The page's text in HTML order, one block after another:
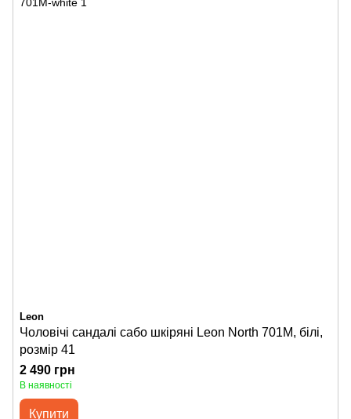
Leon
Чоловічі сандалі сабо шкіряні Leon North 701M, білі,
розмір 41
2 490 грн
В наявності
Купити